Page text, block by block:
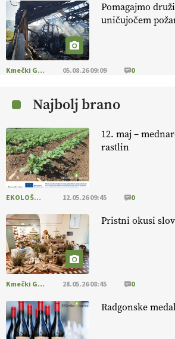
EKOloško = logično:
BOZOVIČAR
EKOloško = logično: kmetija
EKOloško = logično: kmetija
EKOloško = logično: kmetija
Pomagajmo
uničujočem
Kmečki Glas 05.08.26 09:09 0
Najbolj brano
12. maj –
rastlin
EKOLOŠKO LOGIČNO 12.05.26 09:45 0
Pristni okusi
Kmečki Glas 28.05.26 08:45 0
Radgonske